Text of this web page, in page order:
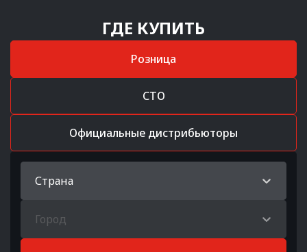
ГДЕ КУПИТЬ
Розница
СТО
Официальные дистрибьюторы
Страна
Город